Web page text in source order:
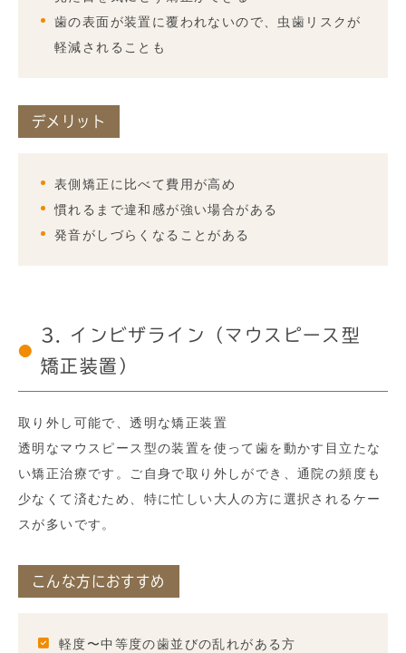
歯の表面が装置に覆われないので、虫歯リスクが
軽減されることも
デメリット
表側矯正に比べて費用が高め
慣れるまで違和感が強い場合がある
発音がしづらくなることがある
3. インビザライン（マウスピース型
矯正装置）
取り外し可能で、透明な矯正装置
透明なマウスピース型の装置を使って歯を動かす目立たな
い矯正治療です。ご自身で取り外しができ、通院の頻度も
少なくて済むため、特に忙しい大人の方に選択されるケー
スが多いです。
こんな方におすすめ
軽度〜中等度の歯並びの乱れがある方